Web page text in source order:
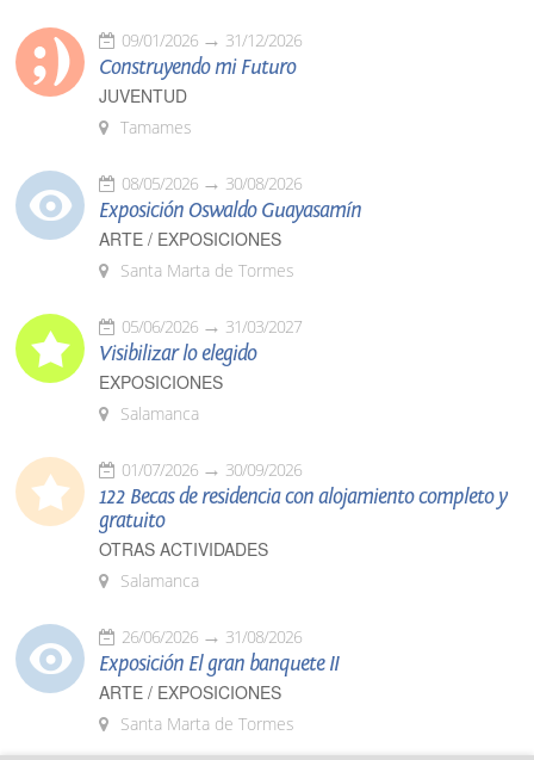
09/01/2026 31/12/2026
Construyendo mi Futuro
JUVENTUD
Tamames
08/05/2026 30/08/2026
Exposición Oswaldo Guayasamín
ARTE / EXPOSICIONES
Santa Marta de Tormes
05/06/2026 31/03/2027
Visibilizar lo elegido
EXPOSICIONES
Salamanca
01/07/2026 30/09/2026
122 Becas de residencia con alojamiento completo y
gratuito
OTRAS ACTIVIDADES
Salamanca
26/06/2026 31/08/2026
Exposición El gran banquete II
ARTE / EXPOSICIONES
Santa Marta de Tormes